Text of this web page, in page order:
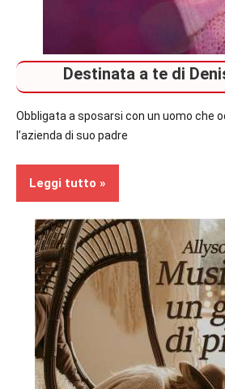
Destinata a te di
Obbligata a sposarsi con un uomo che
l’azienda di suo padre
Leggi tutto
Contemporary
Romance
Recensioni